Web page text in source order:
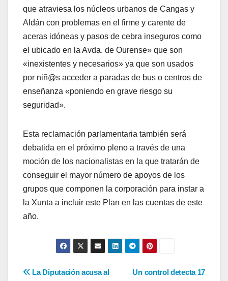
que atraviesa los núcleos urbanos de Cangas y
Aldán con problemas en el firme y carente de
aceras idóneas y pasos de cebra inseguros como
el ubicado en la Avda. de Ourense» que son
«inexistentes y necesarios» ya que son usados
por niñ@s acceder a paradas de bus o centros de
enseñanza «poniendo en grave riesgo su
seguridad».
Esta reclamación parlamentaria también será
debatida en el próximo pleno a través de una
moción de los nacionalistas en la que tratarán de
conseguir el mayor número de apoyos de los
grupos que componen la corporación para instar a
la Xunta a incluir este Plan en las cuentas de este
año.
Navegación
Un control detecta 17
La Diputación acusa al